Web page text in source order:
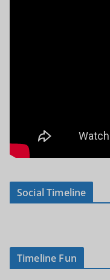
Social Timeline
Timeline Fun